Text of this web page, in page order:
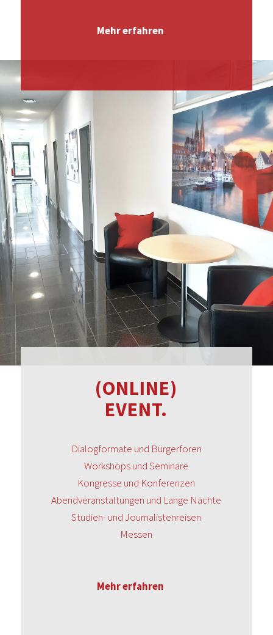
Mehr erfahren
(ONLINE)
EVENT.
Dialogformate und Bürgerforen
Workshops und Seminare
Kongresse und Konferenzen
Abendveranstaltungen und Lange Nächte
Studien- und Journalistenreisen
Messen
Mehr erfahren